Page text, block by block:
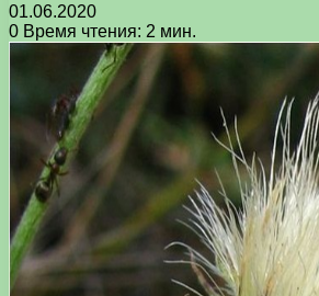
01.06.2020
0 Время чтения: 2 мин.